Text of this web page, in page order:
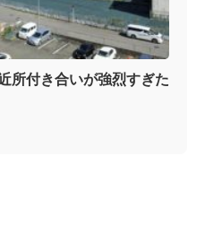
所付き合いが強烈すぎた